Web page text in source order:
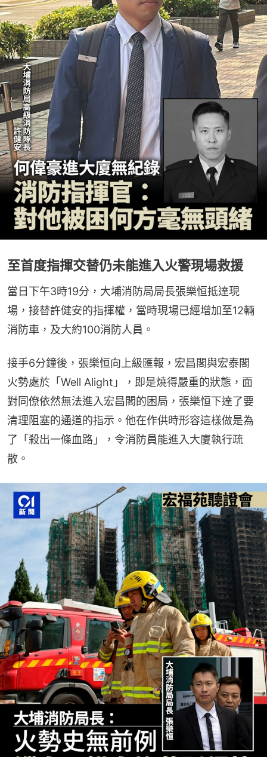
至首度指揮交替仍未能進入火警現場救援
當日下午3時19分，大埔消防局局長張樂恒抵達現
場，接替許健安的指揮權，當時現場已經增加至12輛
消防車，及大約100消防人員。
接手6分鐘後，張樂恒向上級匯報，宏昌閣與宏泰閣
火勢處於「Well Alight」，即是燒得嚴重的狀態，面
對同僚依然無法進入宏昌閣的困局，張樂恒下達了要
清理阻塞的通道的指示。他在作供時形容這樣做是為
了「殺出一條血路」，令消防員能進入大廈執行疏
散。